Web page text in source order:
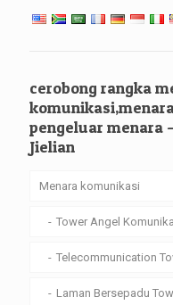
cerobong rangka
pengeluar menara
Jielian
Menara komunikasi
Tower Angel
Telecommunication
Laman Bersepadu